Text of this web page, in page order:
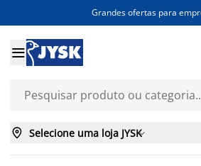
Grandes ofertas para

 Selecione uma loja JYSK